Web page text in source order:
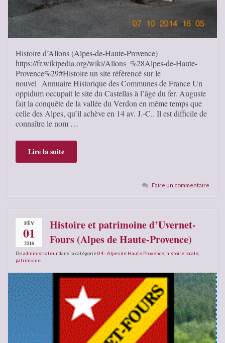
Histoire d’Allons (Alpes-de-Haute-Provence)
https://fr.wikipedia.org/wiki/Allons_%28Alpes-de-Haute-
Provence%29#Histoire un site référencé sur le
nouvel Annuaire Historique des Communes de France Un
oppidum occupait le site du Castellas à l’âge du fer. Auguste
fait la conquête de la vallée du Verdon en même temps que
celle des Alpes, qu’il achève en 14 av. J.-C.. Il est difficile de
connaître le nom …
Lire la suite
Faire un commentaire
FÉV
01
2016
Histoire et patrimoine d’Uvernet-
Fours (Alpes de Haute-Provence)
Deadministrateurdans la catégorie04 - Alpes de Haute Provence histoire locale
patrimoine